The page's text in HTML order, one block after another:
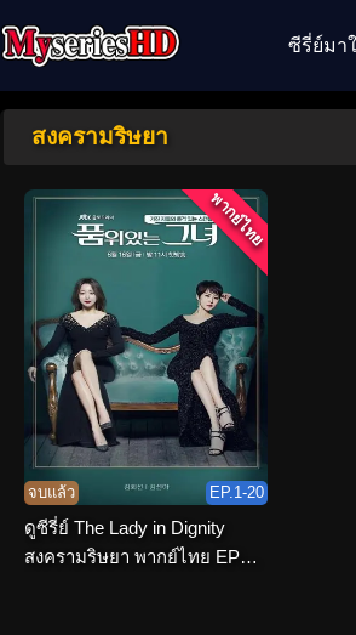
ซีรี่ย์มา
สงครามริษยา
จบแล้ว EP.1-20
พากย์ไทย
ดูซีรี่ย์ The Lady in Dignity
สงครามริษยา พากย์ไทย EP1-